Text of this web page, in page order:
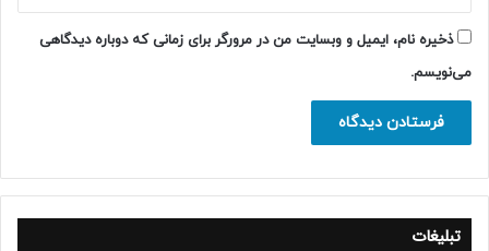
ذخیره نام، ایمیل و وبسایت من در مرورگر برای زمانی که دوباره دیدگاهی
می‌نویسم.
تبلیغات